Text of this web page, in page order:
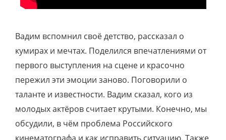
Вадим вспомнил своё детство, рассказал о
кумирах и мечтах. Поделился впечатлениями от
первого выступления на сцене и красочно
пережил эти эмоции заново. Поговорили о
таланте и известности. Вадим сказал, кого из
молодых актёров считает крутыми. Конечно, мы
обсудили, в чём проблема Российского